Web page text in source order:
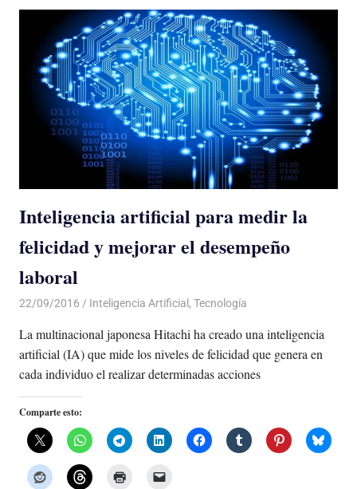
Inteligencia artificial para medir la
felicidad y mejorar el desempeño
laboral
22/09/2016 Luis Castellanos
Inteligencia Artificial , Tecnología
La multinacional japonesa Hitachi ha creado una inteligencia
artificial (IA) que mide los niveles de felicidad que genera en
cada individuo el realizar determinadas acciones
Comparte esto: